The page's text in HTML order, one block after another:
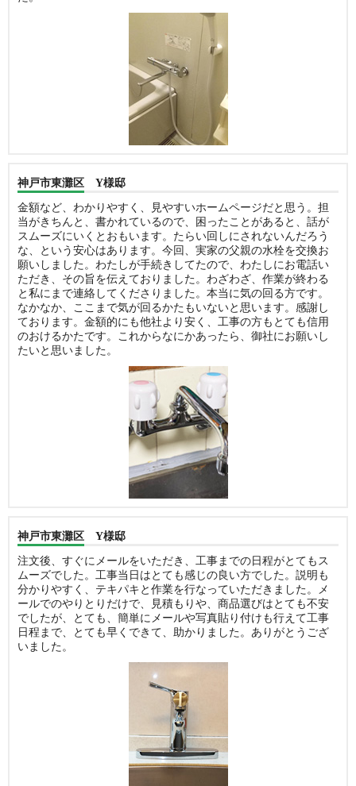
神戸市東灘区 Y様邸
金額など、わかりやすく、見やすいホームページだと思う。担
当がきちんと、書かれているので、困ったことがあると、話が
スムーズにいくとおもいます。たらい回しにされないんだろう
な、という安心はあります。今回、実家の父親の水栓を交換お
願いしました。わたしが手続きしてたので、わたしにお電話い
ただき、その旨を伝えておりました。わざわざ、作業が終わる
と私にまで連絡してくださりました。本当に気の回る方です。
なかなか、ここまで気が回るかたもいないと思います。感謝し
ております。金額的にも他社より安く、工事の方もとても信用
のおけるかたです。これからなにかあったら、御社にお願いし
たいと思いました。
神戸市東灘区 Y様邸
注文後、すぐにメールをいただき、工事までの日程がとてもス
ムーズでした。工事当日はとても感じの良い方でした。説明も
分かりやすく、テキパキと作業を行なっていただきました。メ
ールでのやりとりだけで、見積もりや、商品選びはとても不安
でしたが、とても、簡単にメールや写真貼り付けも行えて工事
日程まで、とても早くできて、助かりました。ありがとうござ
いました。